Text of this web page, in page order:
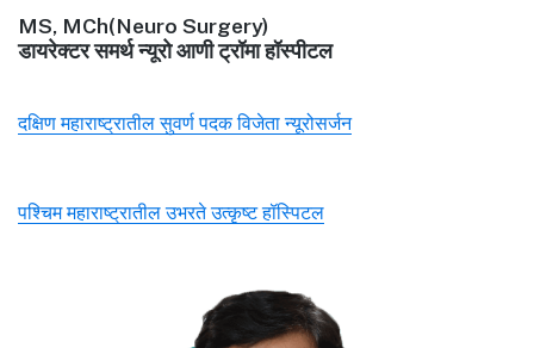
MS, MCh(Neuro Surgery)
डायरेक्टर समर्थ न्यूरो आणी ट्रॉमा हॉस्पीटल
दक्षिण महाराष्ट्रातील सुवर्ण पदक विजेता न्यूरोसर्जन
पश्चिम महाराष्ट्रातील उभरते उत्कृष्ट हॉस्पिटल